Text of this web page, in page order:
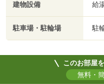
建物設備 給
駐車場・駐輪場 駐
このお部屋
無料・